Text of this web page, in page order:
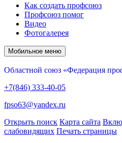
Как создать профсоюз
Профсоюз помог
Видео
Фотогалерея
Мобильное меню
Областной союз «Федерация
+7(846) 333-40-05
fpso63@yandex.ru
Открыть поиск Карта сайта
слабовидящих Печать страницы